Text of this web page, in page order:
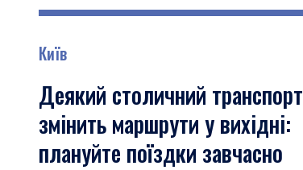
Київ
Деякий столичний транспорт
змінить маршрути у вихідні:
плануйте поїздки завчасно